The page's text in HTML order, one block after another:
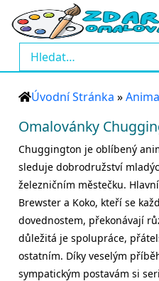
Úvodní Stránka »
Omalovánky
Chuggington je oblíbený
sleduje dobrodružství
železničním městečku.
Brewster a Koko, kteří se
dovednostem, překonávají
důležitá je spolupráce,
ostatním. Díky veselým
sympatickým postavám si